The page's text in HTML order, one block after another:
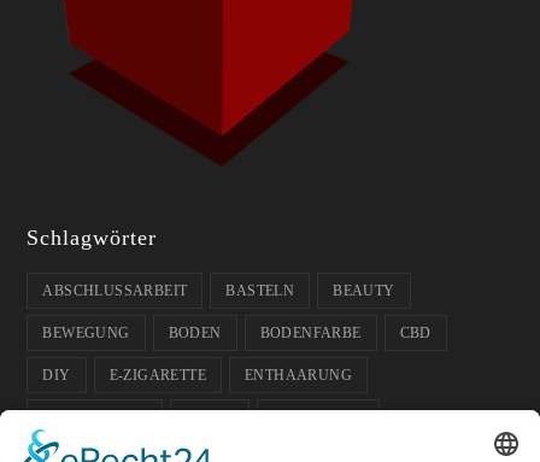
Schlagwörter
ABSCHLUSSARBEIT BASTELN BEAUTY
BEWEGUNG BODEN BODENFARBE CBD
DIY E-ZIGARETTE ENTHAARUNG